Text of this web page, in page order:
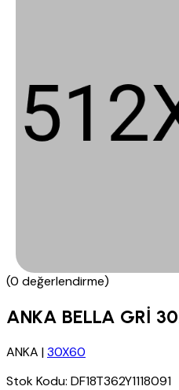
(0 değerlendirme)
ANKA BELLA GRİ
ANKA |30X60
Stok Kodu: DF18T362Y1118091